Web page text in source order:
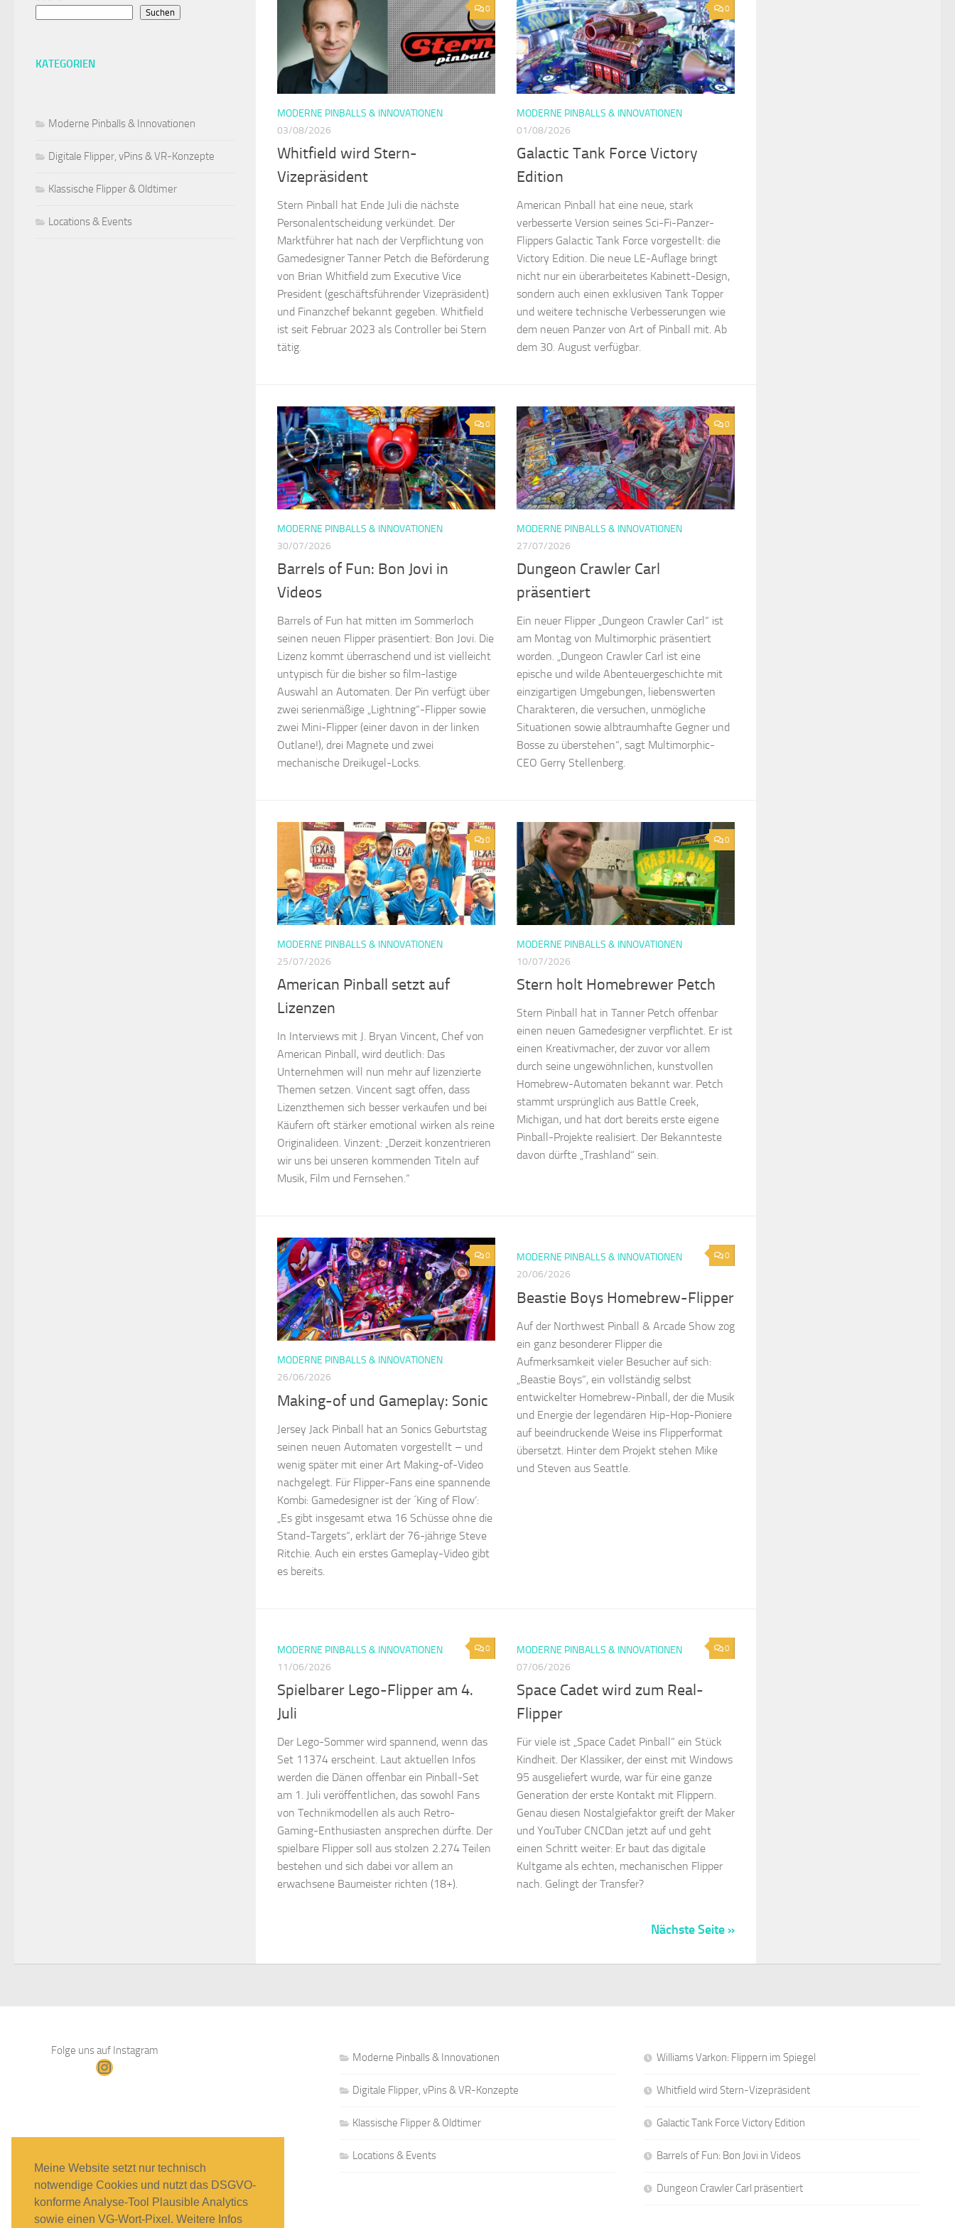
0
MODERNE PINBALLS & INNOVATIONEN
03/08/2026
Whitfield wird Stern-
Vizepräsident
Stern Pinball hat Ende Juli die nächste
Personalentscheidung verkündet. Der
Marktführer hat nach der Verpflichtung von
Gamedesigner Tanner Petch die Beförderung
von Brian Whitfield zum Executive Vice
President (geschäftsführender Vizepräsident)
und Finanzchef bekannt gegeben. Whitfield
ist seit Februar 2023 als Controller bei Stern
tätig.
0
MODERNE PINBALLS & INNOVATIONEN
01/08/2026
Galactic Tank Force Victory
Edition
American Pinball hat eine neue, stark
verbesserte Version seines Sci-Fi-Panzer-
Flippers Galactic Tank Force vorgestellt: die
Victory Edition. Die neue LE-Auflage bringt
nicht nur ein überarbeitetes Kabinett-Design,
sondern auch einen exklusiven Tank Topper
und weitere technische Verbesserungen wie
dem neuen Panzer von Art of Pinball mit. Ab
dem 30. August verfügbar.
0
MODERNE PINBALLS & INNOVATIONEN
30/07/2026
Barrels of Fun: Bon Jovi in
Videos
Barrels of Fun hat mitten im Sommerloch
seinen neuen Flipper präsentiert: Bon Jovi. Die
Lizenz kommt überraschend und ist vielleicht
untypisch für die bisher so film-lastige
Auswahl an Automaten. Der Pin verfügt über
zwei serienmäßige „Lightning“-Flipper sowie
zwei Mini-Flipper (einer davon in der linken
Outlane!), drei Magnete und zwei
mechanische Dreikugel-Locks.
0
MODERNE PINBALLS & INNOVATIONEN
27/07/2026
Dungeon Crawler Carl
präsentiert
Ein neuer Flipper „Dungeon Crawler Carl“ ist
am Montag von Multimorphic präsentiert
worden. „Dungeon Crawler Carl ist eine
epische und wilde Abenteuergeschichte mit
einzigartigen Umgebungen, liebenswerten
Charakteren, die versuchen, unmögliche
Situationen sowie albtraumhafte Gegner und
Bosse zu überstehen“, sagt Multimorphic-
CEO Gerry Stellenberg.
0
MODERNE PINBALLS & INNOVATIONEN
25/07/2026
American Pinball setzt auf
Lizenzen
In Interviews mit J. Bryan Vincent, Chef von
American Pinball, wird deutlich: Das
Unternehmen will nun mehr auf lizenzierte
Themen setzen. Vincent sagt offen, dass
Lizenzthemen sich besser verkaufen und bei
Käufern oft stärker emotional wirken als reine
Originalideen. Vinzent: „Derzeit konzentrieren
wir uns bei unseren kommenden Titeln auf
Musik, Film und Fernsehen.“
0
MODERNE PINBALLS & INNOVATIONEN
10/07/2026
Stern holt Homebrewer Petch
Stern Pinball hat in Tanner Petch offenbar
einen neuen Gamedesigner verpflichtet. Er ist
einen Kreativmacher, der zuvor vor allem
durch seine ungewöhnlichen, kunstvollen
Homebrew-Automaten bekannt war. Petch
stammt ursprünglich aus Battle Creek,
Michigan, und hat dort bereits erste eigene
Pinball-Projekte realisiert. Der Bekannteste
davon dürfte „Trashland“ sein.
0
MODERNE PINBALLS & INNOVATIONEN
26/06/2026
Making-of und Gameplay: Sonic
Jersey Jack Pinball hat an Sonics Geburtstag
seinen neuen Automaten vorgestellt – und
wenig später mit einer Art Making-of-Video
nachgelegt. Für Flipper-Fans eine spannende
Kombi: Gamedesigner ist der ´King of Flow‘:
„Es gibt insgesamt etwa 16 Schüsse ohne die
Stand-Targets“, erklärt der 76-jährige Steve
Ritchie. Auch ein erstes Gameplay-Video gibt
es bereits.
0
MODERNE PINBALLS & INNOVATIONEN
20/06/2026
Beastie Boys Homebrew-Flipper
Auf der Northwest Pinball & Arcade Show zog
ein ganz besonderer Flipper die
Aufmerksamkeit vieler Besucher auf sich:
„Beastie Boys“, ein vollständig selbst
entwickelter Homebrew-Pinball, der die Musik
und Energie der legendären Hip-Hop-Pioniere
auf beeindruckende Weise ins Flipperformat
übersetzt. Hinter dem Projekt stehen Mike
und Steven aus Seattle.
0
MODERNE PINBALLS & INNOVATIONEN
11/06/2026
Spielbarer Lego-Flipper am 4.
Juli
Der Lego-Sommer wird spannend, wenn das
Set 11374 erscheint. Laut aktuellen Infos
werden die Dänen offenbar ein Pinball-Set
am 1. Juli veröffentlichen, das sowohl Fans
von Technikmodellen als auch Retro-
Gaming-Enthusiasten ansprechen dürfte. Der
spielbare Flipper soll aus stolzen 2.274 Teilen
bestehen und sich dabei vor allem an
erwachsene Baumeister richten (18+).
0
MODERNE PINBALLS & INNOVATIONEN
07/06/2026
Space Cadet wird zum Real-
Flipper
Für viele ist „Space Cadet Pinball“ ein Stück
Kindheit. Der Klassiker, der einst mit Windows
95 ausgeliefert wurde, war für eine ganze
Generation der erste Kontakt mit Flippern.
Genau diesen Nostalgiefaktor greift der Maker
und YouTuber CNCDan jetzt auf und geht
einen Schritt weiter: Er baut das digitale
Kultgame als echten, mechanischen Flipper
nach. Gelingt der Transfer?
Nächste Seite »
Suchen
KATEGORIEN
Moderne Pinballs & Innovationen
Digitale Flipper, vPins & VR-Konzepte
Klassische Flipper & Oldtimer
Locations & Events
Folge uns auf Instagram
Instagram Moderne Pinballs & Innovationen
Digitale Flipper, vPins & VR-Konzepte
Klassische Flipper & Oldtimer
Locations & Events
Williams Varkon: Flippern im Spiegel
Whitfield wird Stern-Vizepräsident
Galactic Tank Force Victory Edition
Barrels of Fun: Bon Jovi in Videos
Dungeon Crawler Carl präsentiert
Meine Website setzt nur technisch
notwendige Cookies und nutzt das DSGVO-
konforme Analyse-Tool Plausible Analytics
sowie einen VG-Wort-Pixel. Weitere Infos